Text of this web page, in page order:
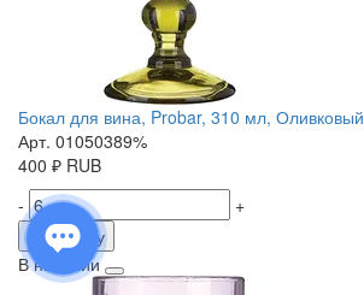
Бокал для вина, Probar, 310 мл, Оливковый
Арт. 01050389%
400 ₽ RUB
-
+
В корзину
В наличии